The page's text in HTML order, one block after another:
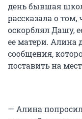
день бывшая
рассказала о
оскорблял Дашу,
ее матери. Алина
сообщения,
поставить на
— Алина